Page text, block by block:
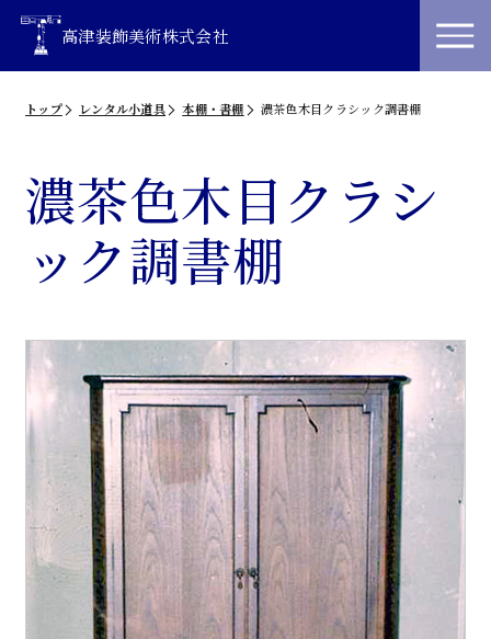
高津装飾美術株式会社
トップ レンタル小道具 本棚・書棚 濃茶色木目クラシック調書棚
濃茶色木目クラシ
ック調書棚